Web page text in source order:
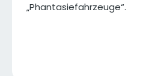
„Phantasiefahrzeuge“.​